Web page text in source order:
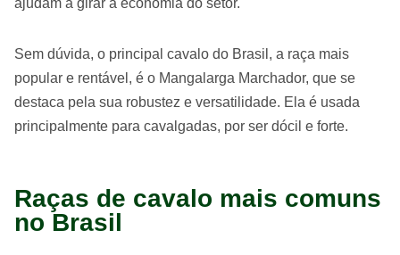
ajudam a girar a economia do setor.
Sem dúvida, o principal cavalo do Brasil, a raça mais
popular e rentável, é o Mangalarga Marchador, que se
destaca pela sua robustez e versatilidade. Ela é usada
principalmente para cavalgadas, por ser dócil e forte.
Raças de cavalo mais comuns
no Brasil